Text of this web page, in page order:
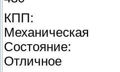
КПП:
Механическая
Состояние:
Отличное